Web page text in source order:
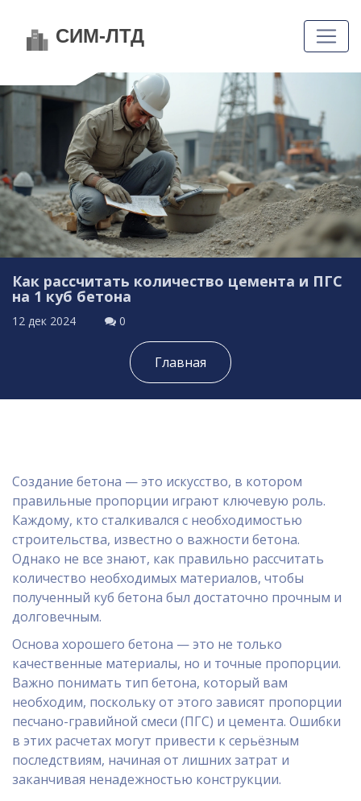
Как рассчитать количество цемента и ПГС
на 1 куб бетона
12 дек 2024 0
Главная
Создание бетона — это искусство, в котором
правильные пропорции играют ключевую роль.
Каждому, кто сталкивался с необходимостью
строительства, известно о важности бетона.
Однако не все знают, как правильно рассчитать
количество необходимых материалов, чтобы
полученный куб бетона был достаточно прочным и
долговечным.
Основа хорошего бетона — это не только
качественные материалы, но и точные пропорции.
Важно понимать тип бетона, который вам
необходим, поскольку от этого зависят пропорции
песчано-гравийной смеси (ПГС) и цемента. Ошибки
в этих расчетах могут привести к серьёзным
последствиям, начиная от лишних затрат и
заканчивая ненадежностью конструкции.